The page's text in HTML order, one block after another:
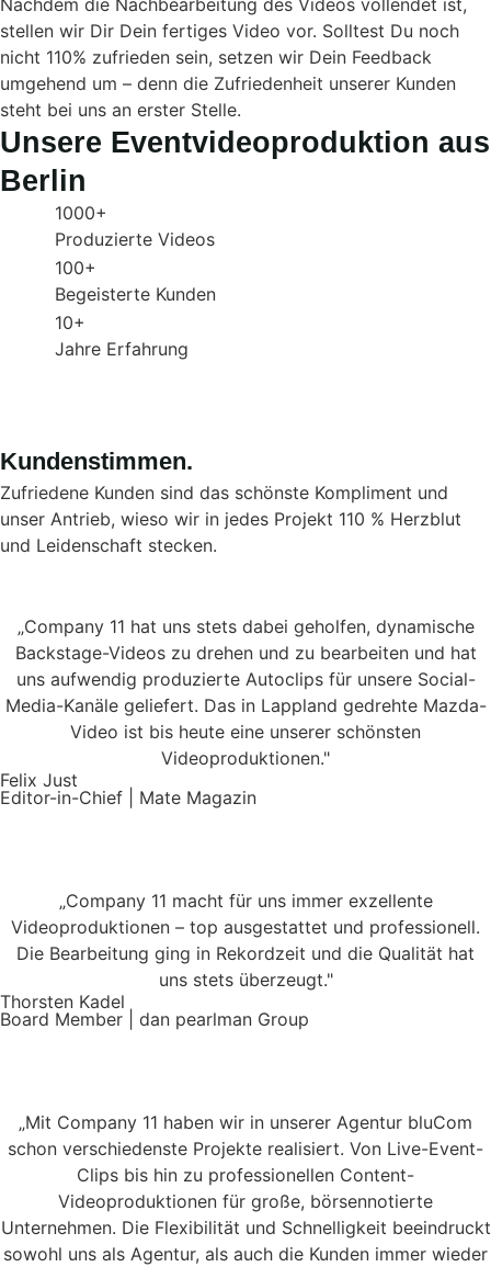
stellen wir Dir Dein fertiges Video vor. Solltest Du noch
nicht 110% zufrieden sein, setzen wir Dein Feedback
umgehend um – denn die Zufriedenheit unserer Kunden
steht bei uns an erster Stelle.
Unsere Eventvideoproduktion aus
Berlin
1000+
Produzierte Videos
100+
Begeisterte Kunden
10+
Jahre Erfahrung
Kundenstimmen.
Zufriedene Kunden sind das schönste Kompliment und
unser Antrieb, wieso wir in jedes Projekt 110 % Herzblut
und Leidenschaft stecken.
„Company 11 hat uns stets dabei geholfen, dynamische
Backstage-Videos zu drehen und zu bearbeiten und hat
uns aufwendig produzierte Autoclips für unsere Social-
Media-Kanäle geliefert. Das in Lappland gedrehte Mazda-
Video ist bis heute eine unserer schönsten
Videoproduktionen."
Felix Just
Editor-in-Chief | Mate Magazin
„Company 11 macht für uns immer exzellente
Videoproduktionen – top ausgestattet und professionell.
Die Bearbeitung ging in Rekordzeit und die Qualität hat
uns stets überzeugt."
Thorsten Kadel
Board Member | dan pearlman Group
„Mit Company 11 haben wir in unserer Agentur bluCom
schon verschiedenste Projekte realisiert. Von Live-Event-
Clips bis hin zu professionellen Content-
Videoproduktionen für große, börsennotierte
Unternehmen. Die Flexibilität und Schnelligkeit beeindruckt
sowohl uns als Agentur, als auch die Kunden immer wieder